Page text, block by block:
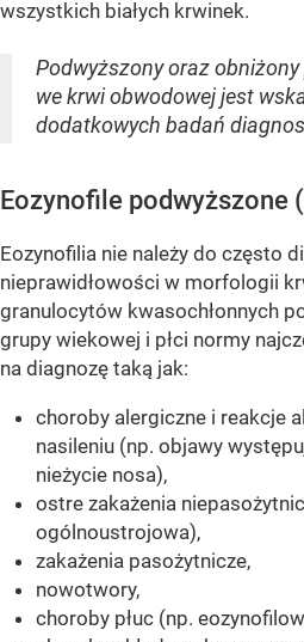
wszystkich białych krwinek.
Podwyższony oraz
we krwi obwodowej jest
dodatkowych badań
Eozynofile podwyższone
Eozynofilia nie należy do często
nieprawidłowości w morfologii
granulocytów kwasochłonnych
grupy wiekowej i płci normy
na diagnozę taką jak:
choroby alergiczne i reakcje
nasileniu (np. objawy
nieżycie nosa),
ostre zakażenia
ogólnoustrojowa),
zakażenia pasożytnicze,
nowotwory,
choroby płuc (np.